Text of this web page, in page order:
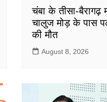
चंबा के तीसा-बैरागढ़
चालुज मोड़ के पास
की मौत
August 8, 2026